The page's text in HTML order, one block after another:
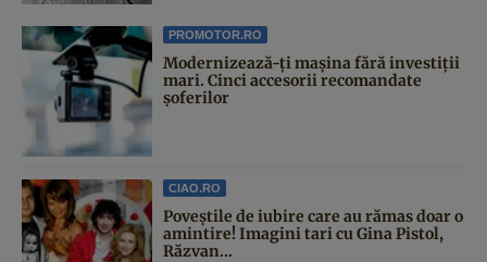
PROMOTOR.RO
Modernizează-ți mașina fără investiții
mari. Cinci accesorii recomandate
șoferilor
CIAO.RO
Poveştile de iubire care au rămas doar o
amintire! Imagini tari cu Gina Pistol,
Răzvan...